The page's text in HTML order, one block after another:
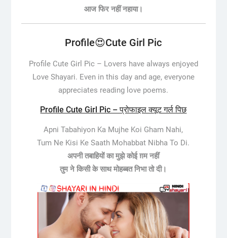
आज फिर नहीं नहाया।
Profile😍Cute Girl Pic
Profile Cute Girl Pic – Lovers have always enjoyed
Love Shayari. Even in this day and age, everyone
appreciates reading love poems.
Profile Cute Girl Pic – प्रोफाइल क्यूट गर्ल पिछ
Apni Tabahiyon Ka Mujhe Koi Gham Nahi,
Tum Ne Kisi Ke Saath Mohabbat Nibha To Di.
अपनी तबाहियों का मुझे कोई ग़म नहीं
तुम ने किसी के साथ मोहब्बत निभा तो दी।